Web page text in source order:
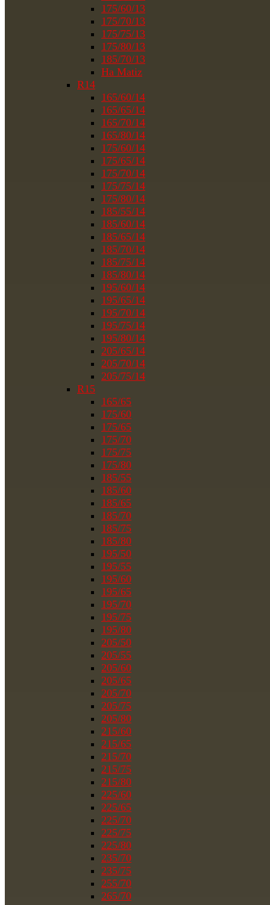
175/60/13
175/70/13
175/75/13
175/80/13
185/70/13
На Matiz
R14
165/60/14
165/65/14
165/70/14
165/80/14
175/60/14
175/65/14
175/70/14
175/75/14
175/80/14
185/55/14
185/60/14
185/65/14
185/70/14
185/75/14
185/80/14
195/60/14
195/65/14
195/70/14
195/75/14
195/80/14
205/65/14
205/70/14
205/75/14
R15
165/65
175/60
175/65
175/70
175/75
175/80
185/55
185/60
185/65
185/70
185/75
185/80
195/50
195/55
195/60
195/65
195/70
195/75
195/80
205/50
205/55
205/60
205/65
205/70
205/75
205/80
215/60
215/65
215/70
215/75
215/80
225/60
225/65
225/70
225/75
225/80
235/70
235/75
255/70
265/70